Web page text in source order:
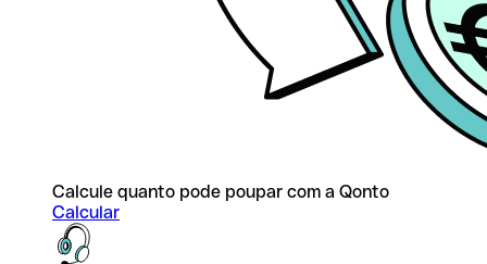
Calcule quanto pode poupar com a Qonto
Calcular